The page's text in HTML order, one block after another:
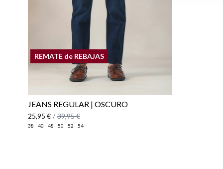
REMATE de REBAJAS
JEANS REGULAR | OSCURO
25,95 € / 39,95 €
38 40 48 50 52 54